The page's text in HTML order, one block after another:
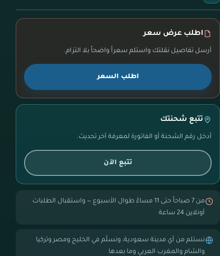
اطلب عرض سعر
أرسل تفاصيل نقلتك واستلم سعراً واضحاً بلا التزام.
اطلب السعر
تتبع شحنتك
أدخل رقم الشحنة أو الفاتورة لمعرفة آخر تحديث.
تتبع الآن
من 7 صباحاً حتى 11 مساءً طوال الأسبوع — واستقبال الطلبات
أونلاين 24 ساعة
نستلم من أي مدينة سعودية، ونسلّم في الخليج ومصر وتركيا
والشام والمغرب العربي وما بعدها